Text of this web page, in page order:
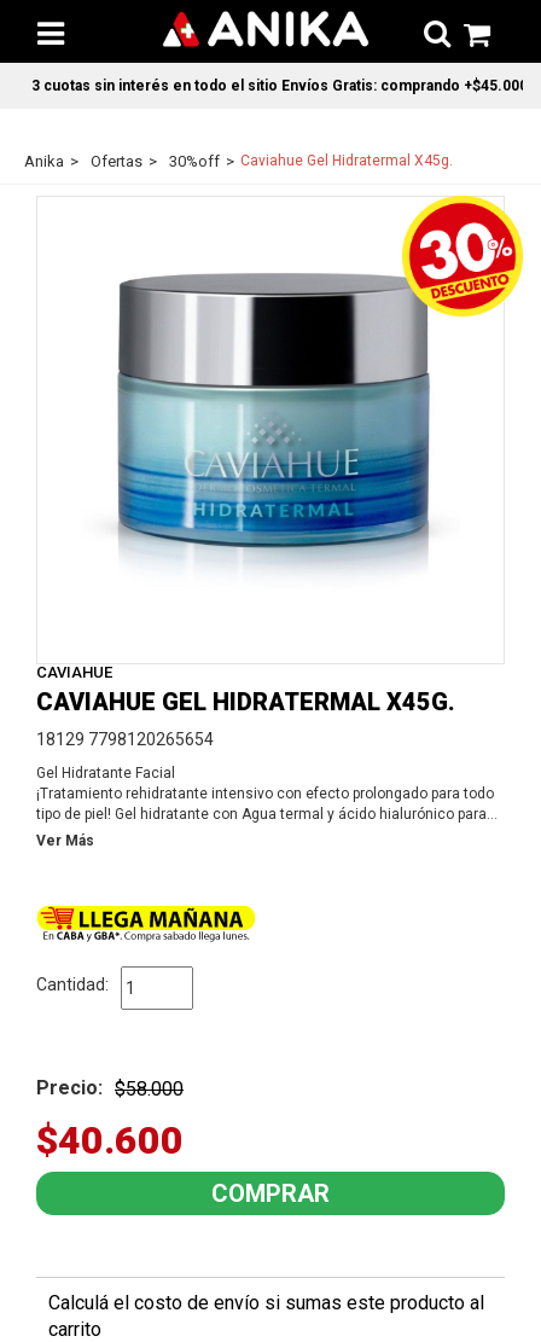
3 cuotas sin interés en todo el sitio Envíos Gratis: comprando +$45.000 en
Anika Ofertas 30%off Caviahue Gel Hidratermal X45g.
CAVIAHUE
CAVIAHUE GEL HIDRATERMAL X45G.
18129 7798120265654
Gel Hidratante Facial
¡Tratamiento rehidratante intensivo con efecto prolongado para todo
tipo de piel! Gel hidratante con Agua termal y ácido hialurónico para
brindar un efecto muy natural y saludable sobre la piel. Contenido
Ver Más
Cantidad:
Precio: $58.000
$40.600
Calculá el costo de envío si sumas este producto al
carrito